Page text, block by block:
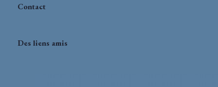
Contact
Des liens amis